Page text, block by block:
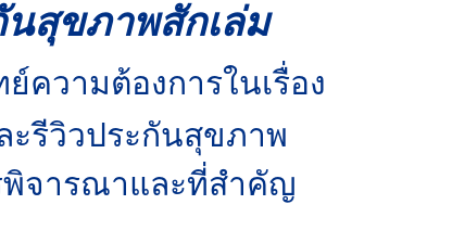
นสุขภาพสักเล่ม
ความต้องการในเรื่อง
รีวิวประกันสุขภาพ
พิจารณาและที่สำคัญ